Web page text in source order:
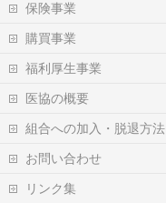
保険事業
購買事業
福利厚生事業
医協の概要
組合への加入・脱退方法
お問い合わせ
リンク集